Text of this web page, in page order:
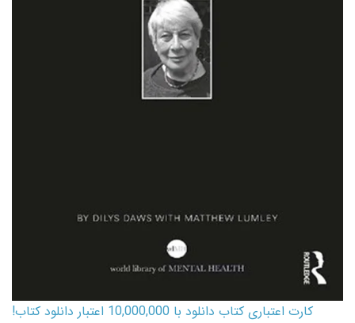
کارت اعتباری کتاب دانلود با 10,000,000 اعتبار دانلود کتاب!